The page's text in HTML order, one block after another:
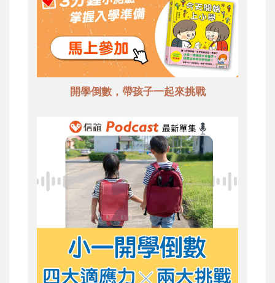
開學倒數，帶孩子一起來挑戰